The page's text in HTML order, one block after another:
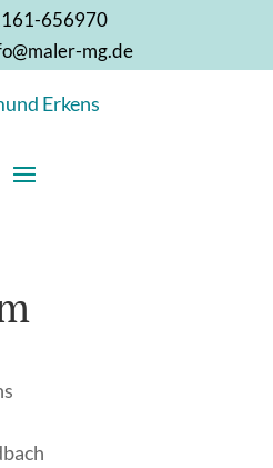
656970
mg.de